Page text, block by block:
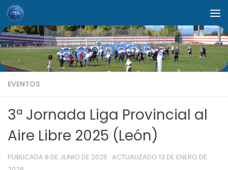
Saltar al contenido
EVENTOS
3ª Jornada Liga Provincial al
Aire Libre 2025 (León)
PUBLICADA 8 DE JUNIO DE 2025 · ACTUALIZADO 13 DE ENERO DE